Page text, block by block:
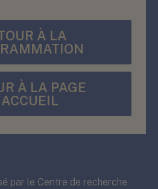
À LA
À LA PAGE
par le Centre de recherche